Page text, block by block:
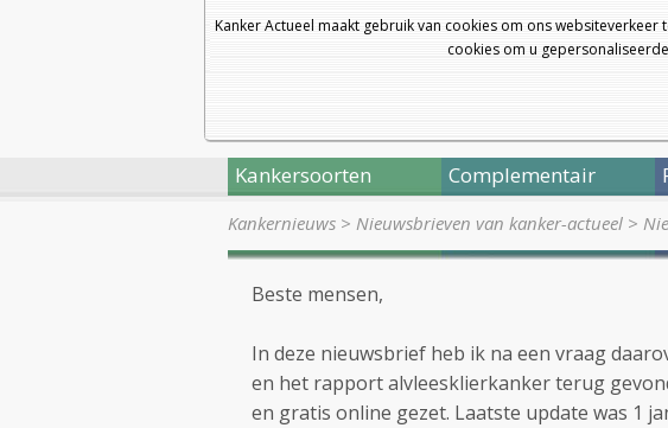
Kanker Actueel maakt gebruik van cookies om ons
cookies om u
Kankersoorten Complementair
Kankernieuws > Nieuwsbrieven van kanker-actueel >
Beste mensen,
In deze nieuwsbrief heb ik na een vraag
en het rapport alvleesklierkanker terug
en gratis online gezet. Laatste update was 1